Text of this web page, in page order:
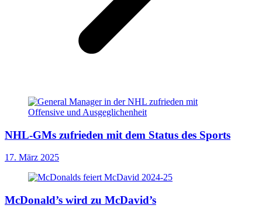
NHL-GMs zufrieden mit dem Status des Sports
17. März 2025
McDonald’s wird zu McDavid’s